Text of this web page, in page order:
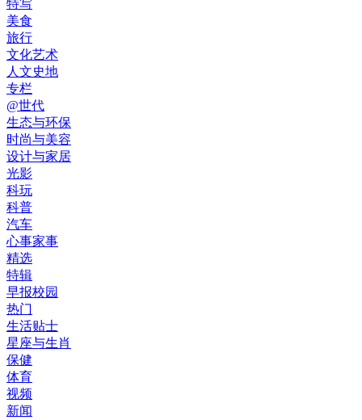
特写
美食
旅行
文化艺术
人文史地
专栏
@世代
生态与环保
时尚与美容
设计与家居
光影
科玩
科普
汽车
心事家事
精选
特辑
早报校园
热门
生活贴士
星座与生肖
保健
体育
视频
新闻